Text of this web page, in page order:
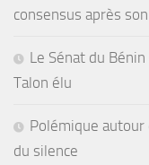
consensus après
Le Sénat du
Talon élu
Polémique autour
du silence